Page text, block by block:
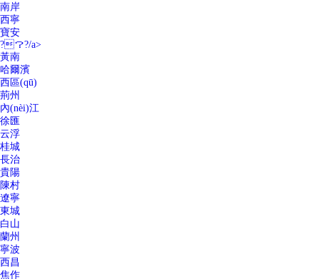
南岸
西寧
寶安
?？?/a>
黃南
哈爾濱
西區(qū)
荊州
內(nèi)江
徐匯
云浮
桂城
長治
貴陽
陳村
遼寧
東城
白山
蘭州
寧波
西昌
焦作